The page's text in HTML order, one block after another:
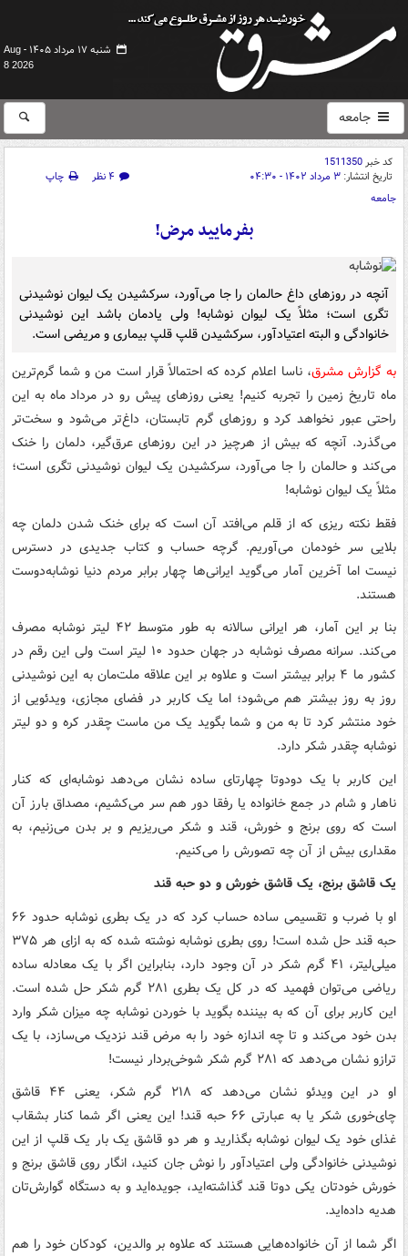
شنبه ۱۷ مرداد ۱۴۰۵ -
Aug
8 2026
جامعه
کد خبر1511350
تاریخ انتشار: ۳ مرداد ۱۴۰۲ - ۰۴:۳۰ ۴ نظر
چاپ
جامعه
بفرمایید مرض!
آنچه در روزهای داغ حالمان را جا می‌آورد، سرکشیدن یک لیوان نوشیدنی
تگری است؛ مثلاً یک لیوان نوشابه! ولی یادمان باشد این نوشیدنی
خانوادگی و البته اعتیادآور، سرکشیدن قلپ قلپ بیماری و مریضی است.
به گزارش مشرق، ناسا اعلام کرده که احتمالاً قرار است من و شما گرم‌ترین
ماه تاریخ زمین را تجربه کنیم! یعنی روزهای پیش رو در مرداد ماه به این
راحتی عبور نخواهد کرد و روزهای گرم تابستان، داغ‌تر می‌شود و سخت‌تر
می‌گذرد. آنچه که بیش از هرچیز در این روزهای عرق‌گیر، دلمان را خنک
می‌کند و حالمان را جا می‌آورد، سرکشیدن یک لیوان نوشیدنی تگری است؛
مثلاً یک لیوان نوشابه!
فقط نکته ریزی که از قلم می‌افتد آن است که برای خنک شدن دلمان چه
بلایی سر خودمان می‌آوریم. گرچه حساب و کتاب جدیدی در دسترس
نیست اما آخرین آمار می‌گوید ایرانی‌ها چهار برابر مردم دنیا نوشابه‌دوست
هستند.
بنا بر این آمار، هر ایرانی سالانه به طور متوسط ۴۲ لیتر نوشابه مصرف
می‌کند. سرانه مصرف نوشابه در جهان حدود ۱۰ لیتر است ولی این رقم در
کشور ما ۴ برابر بیشتر است و علاوه بر این علاقه ملت‌مان به این نوشیدنی
روز به روز بیشتر هم می‌شود؛ اما یک کاربر در فضای مجازی، ویدئویی از
خود منتشر کرد تا به من و شما بگوید یک من ماست چقدر کره و دو لیتر
نوشابه چقدر شکر دارد.
این کاربر با یک دودوتا چهارتای ساده نشان می‌دهد نوشابه‌ای که کنار
ناهار و شام در جمع خانواده یا رفقا دور هم سر می‌کشیم، مصداق بارز آن
است که روی برنج و خورش، قند و شکر می‌ریزیم و بر بدن می‌زنیم، به
مقداری بیش از آن چه تصورش را می‌کنیم.
یک قاشق برنج، یک قاشق خورش و دو حبه قند
او با ضرب و تقسیمی ساده حساب کرد که در یک بطری نوشابه حدود ۶۶
حبه قند حل شده است! روی بطری نوشابه نوشته شده که به ازای هر ۳۷۵
میلی‌لیتر، ۴۱ گرم شکر در آن وجود دارد، بنابراین اگر با یک معادله ساده
ریاضی می‌توان فهمید که در کل یک بطری ۲۸۱ گرم شکر حل شده است.
این کاربر برای آن که به بیننده بگوید با خوردن نوشابه چه میزان شکر وارد
بدن خود می‌کند و تا چه اندازه خود را به مرض قند نزدیک می‌سازد، با یک
ترازو نشان می‌دهد که ۲۸۱ گرم شکر شوخی‌بردار نیست!
او در این ویدئو نشان می‌دهد که ۲۱۸ گرم شکر، یعنی ۴۴ قاشق
چای‌خوری شکر یا به عبارتی ۶۶ حبه قند! این یعنی اگر شما کنار بشقاب
غذای خود یک لیوان نوشابه بگذارید و هر دو قاشق یک بار یک قلپ از این
نوشیدنی خانوادگی ولی اعتیادآور را نوش جان کنید، انگار روی قاشق برنج و
خورش خودتان یکی دوتا قند گذاشته‌اید، جویده‌اید و به دستگاه گوارش‌تان
هدیه داده‌اید.
اگر شما از آن خانواده‌هایی هستند که علاوه بر والدین، کودکان خود را هم